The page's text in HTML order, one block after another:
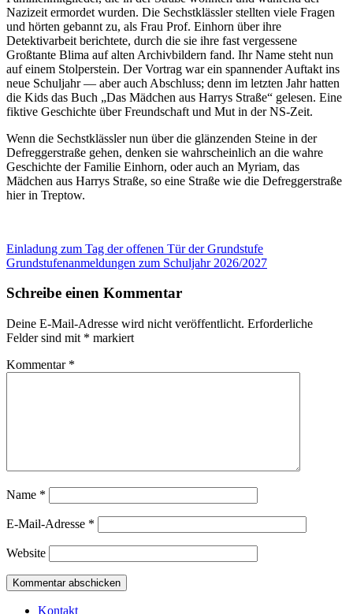
Nazizeit ermordet wurden. Die Sechstklässler stellten viele Fragen
und hörten gebannt zu, als Frau Prof. Einhorn über ihre
Detektivarbeit berichtete, durch die sie ihre fast vergessene
Großtante Blima auf alten Archivbildern fand. Ihr Name steht nun
auf einem Stolperstein. Der Vortrag war ein spannender Auftakt ins
neue Schuljahr — aber auch Abschluss; denn im letzten Jahr hatten
die Kids das Buch „Das Mädchen aus Harrys Straße“ gelesen. Eine
fiktive Geschichte über Freundschaft und Mut in der NS-Zeit.
Wenn die Sechstklässler nun über die glänzenden Steine in der
Defreggerstraße gehen, denken sie wahrscheinlich an die wahre
Geschichte der Familie Einhorn, oder auch an Myriam, das
Mädchen aus Harrys Straße, so eine Straße wie die Defreggerstraße
hier in Treptow.
Beitragsnavigation
Einladung zum Tag der offenen Tür der Grundstufe
Grundstufenanmeldungen zum Schuljahr 2026/2027
Schreibe einen Kommentar
Deine E-Mail-Adresse wird nicht veröffentlicht. Erforderliche
Felder sind mit * markiert
Kommentar *
Name *
E-Mail-Adresse *
Website
Kontakt